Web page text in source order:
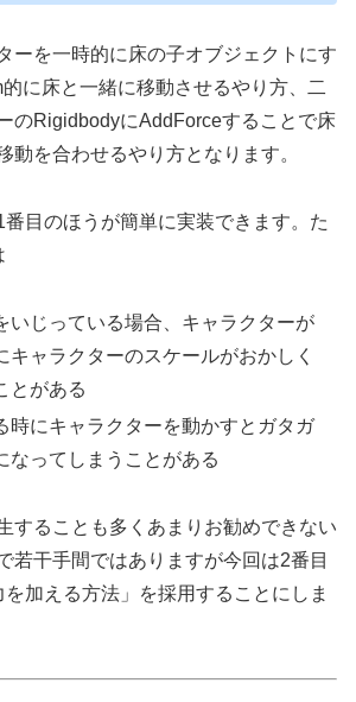
ーを一時的に床の子オブジェクトにす
に床と一緒に移動させるやり方、二
のRigidbodyにAddForceすることで床
動を合わせるやり方となります。
目のほうが簡単に実装できます。た
いじっている場合、キャラクターが
キャラクターのスケールがおかしく
とがある
時にキャラクターを動かすとガタガ
なってしまうことがある
することも多くあまりお勧めできない
若干手間ではありますが今回は2番目
加える方法」を採用することにしま